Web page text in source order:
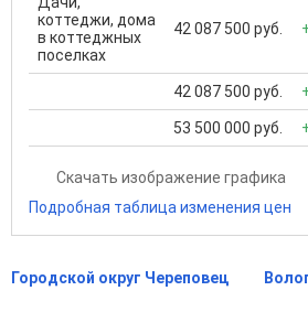
коттеджи, дома
в коттеджных
поселках
42 087 500 руб.
42 087 500 руб.
53 500 000 руб.
Скачать изображение графика
Подробная таблица изменения цен
Городской округ Череповец